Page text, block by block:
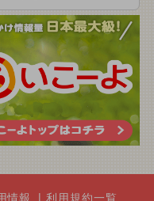
情報 利用規約一覧